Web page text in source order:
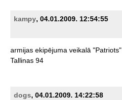
kampy, 04.01.2009. 12:54:55
armijas ekipējuma veikalā "Patriots"
Tallinas 94
dogs, 04.01.2009. 14:22:58